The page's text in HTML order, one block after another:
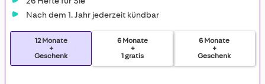
Nach dem 1. Jahr jederzeit kündbar
12 Monate
+
Geschenk
6 Monate
+
1 gratis
6 Monate
+
Geschenk